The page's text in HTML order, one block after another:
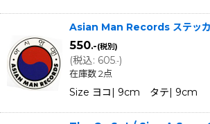
Asian Man Records ステッ
550.-(税別)
(税込: 605.-)
在庫数 2点
Size ヨコ| 9cm タテ| 9cm